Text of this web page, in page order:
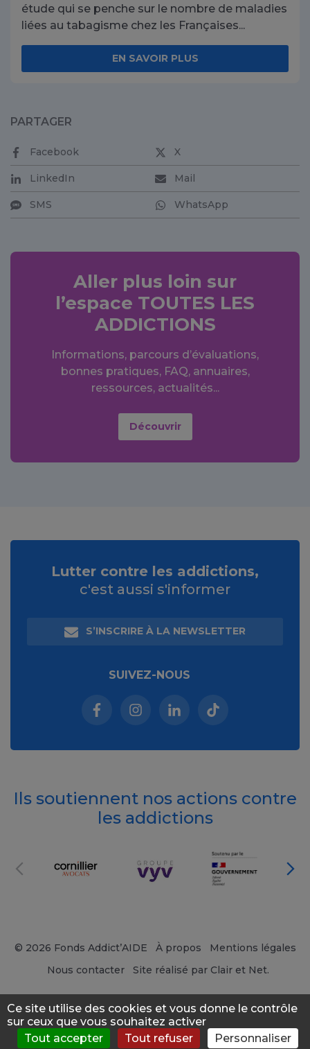
Menu S'évaluer Consulter Forum News
étude qui se penche sur le nombre de maladies
liées au tabagisme chez les Françaises...
EN SAVOIR PLUS
PARTAGER
Facebook X
LinkedIn Mail
SMS WhatsApp
Aller plus loin sur
l’espace TOUTES LES
ADDICTIONS
Informations, parcours d’évaluations,
bonnes pratiques, FAQ, annuaires,
ressources, actualités...
Découvrir
Lutter contre les addictions,
c'est aussi s'informer
S’INSCRIRE À LA NEWSLETTER
SUIVEZ-NOUS
Facebook (nouvelle fenêtre)
Instagram (nouvelle fenêtre)
Linkedin (nouvelle
Tiktok (nouvelle
Ils soutiennent nos actions contre
les addictions
© 2026 Fonds Addict’AIDE À propos
Mentions légales
Nous contacter
Site réalisé par Clair et Net.
Ce site utilise des cookies et vous donne le contrôle
sur ceux que vous souhaitez activer
Tout accepter
Tout refuser Personnaliser